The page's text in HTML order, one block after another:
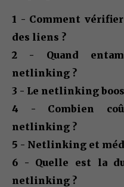
1 - Comment
des liens ?
2 - Quand
netlinking ?
3 - Le netlinking
4 - Combien
netlinking ?
5 - Netlinking et
6 - Quelle est la
netlinking ?